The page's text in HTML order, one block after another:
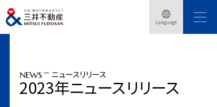
Language
トップページ ニュースリリース
「三井ショッピングパーク ららテラス HARUMI FLAG」2024年3月開業決定
NEWS ニュースリリース
2023年ニュースリリース